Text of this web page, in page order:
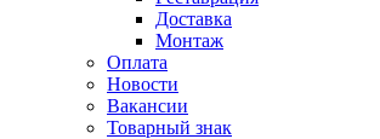
Доставка
Монтаж
Оплата
Новости
Вакансии
Товарный знак